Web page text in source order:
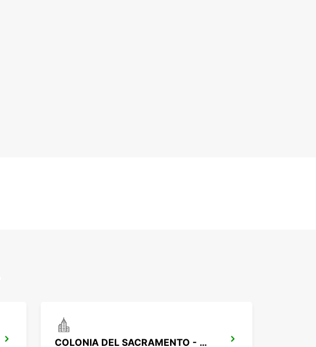
COLONIA DEL SACRAMENTO - URUGUAY